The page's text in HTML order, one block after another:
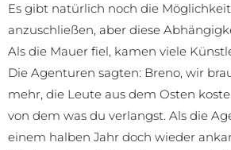
Es gibt natürlich noch die
anzuschließen, aber diese
Als die Mauer fiel, kamen viele
Die Agenturen sagten: Breno, wir
mehr, die Leute aus dem Osten
von dem was du verlangst. Als die
einem halben Jahr doch wieder